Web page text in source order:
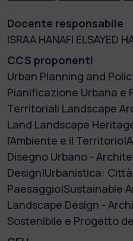
Docente responsabile
ISRAA HANAFI ELSAYED
CCS proponenti
Urban Planning and
Pianificazione Urbana e
Territoriali Landscape
Land Landscape
l'Ambiente e il
Disegno Urbano -
Design|Urbanistica:
Paesaggio|Sustainable
Landscape Design -
Sostenibile e Progetto